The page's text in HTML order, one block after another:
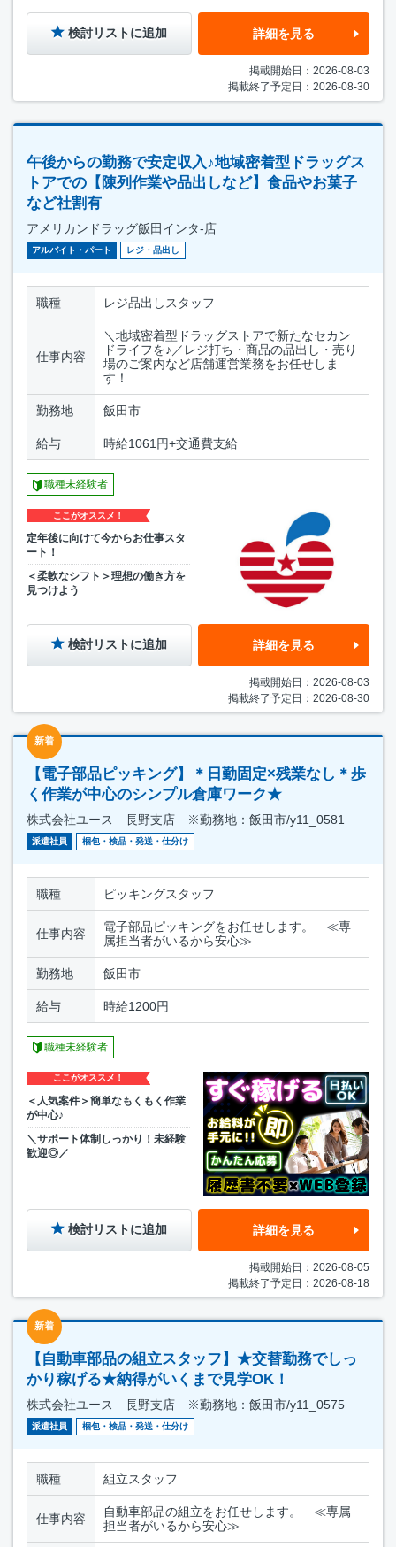
検討リストに追加 詳細を見る
掲載開始日：2026-08-03
掲載終了予定日：2026-08-30
午後からの勤務で安定収入♪地域密着型ドラッグス
トアでの【陳列作業や品出しなど】食品やお菓子
など社割有
アメリカンドラッグ飯田インタ-店
アルバイト・パート レジ・品出し
職種 レジ品出しスタッフ
仕事内容
＼地域密着型ドラッグストアで新たなセカン
ドライフを♪／レジ打ち・商品の品出し・売り
場のご案内など店舗運営業務をお任せしま
す！
勤務地 飯田市
給与 時給1061円+交通費支給
職種未経験者
ここがオススメ！
定年後に向けて今からお仕事スタ
ート！
＜柔軟なシフト＞理想の働き方を
見つけよう
検討リストに追加 詳細を見る
掲載開始日：2026-08-03
掲載終了予定日：2026-08-30
新着
【電子部品ピッキング】＊日勤固定×残業なし＊歩
く作業が中心のシンプル倉庫ワーク★
株式会社ユース 長野支店 ※勤務地：飯田市/y11_0581
派遣社員 梱包・検品・発送・仕分け
職種 ピッキングスタッフ
仕事内容
電子部品ピッキングをお任せします。 ≪専
属担当者がいるから安心≫
勤務地 飯田市
給与 時給1200円
職種未経験者
ここがオススメ！
＜人気案件＞簡単なもくもく作業
が中心♪
＼サポート体制しっかり！未経験
歓迎◎／
検討リストに追加 詳細を見る
掲載開始日：2026-08-05
掲載終了予定日：2026-08-18
新着
【自動車部品の組立スタッフ】★交替勤務でしっ
かり稼げる★納得がいくまで見学OK！
株式会社ユース 長野支店 ※勤務地：飯田市/y11_0575
派遣社員 梱包・検品・発送・仕分け
職種 組立スタッフ
仕事内容
自動車部品の組立をお任せします。 ≪専属
担当者がいるから安心≫